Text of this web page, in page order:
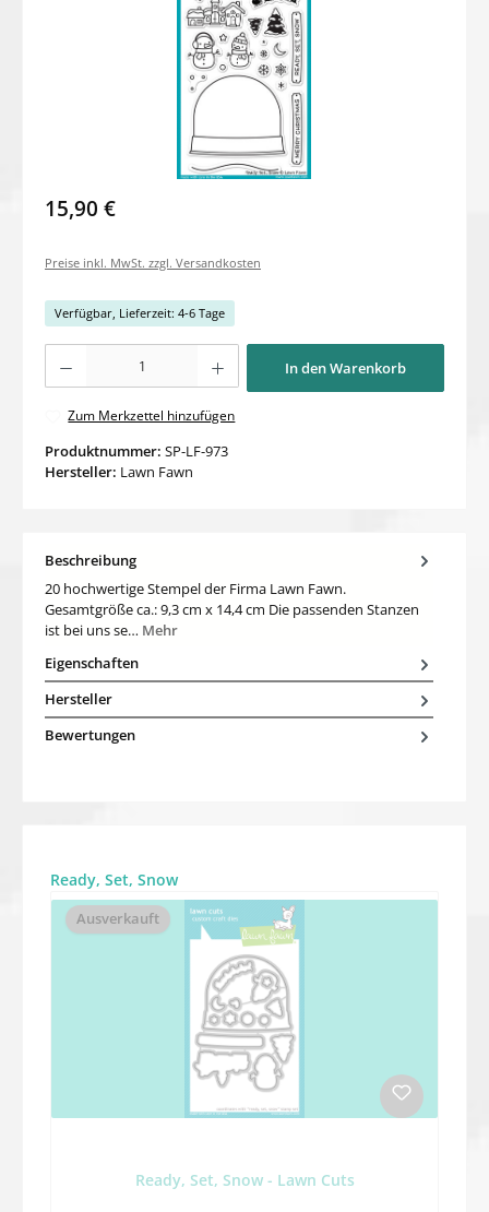
15,90 €
Preise inkl. MwSt. zzgl. Versandkosten
Verfügbar, Lieferzeit: 4-6 Tage
In den Warenkorb
Zum Merkzettel hinzufügen
Produktnummer: SP-LF-973
Hersteller: Lawn Fawn
Beschreibung
20 hochwertige Stempel der Firma Lawn Fawn.
Gesamtgröße ca.: 9,3 cm x 14,4 cm Die passenden Stanzen
ist bei uns se… Mehr
Eigenschaften
Hersteller
Bewertungen
Produktgalerie überspringen
Ready, Set, Snow
Ausverkauft
Ready, Set, Snow - Lawn Cuts